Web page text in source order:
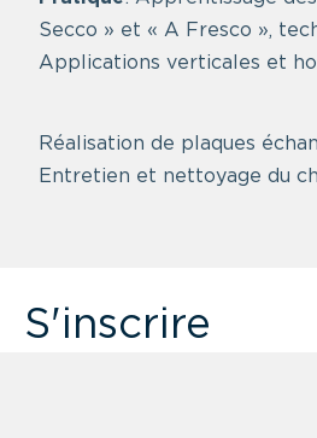
Secco » et « A Fresco »,
Applications verticales et
Réalisation de plaques
Entretien et nettoyage du
S'inscrire